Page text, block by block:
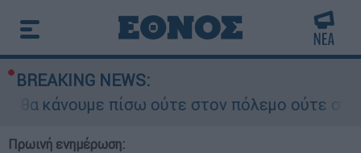
BREAKING NEWS:
κάνουμε πίσω ούτε στον πόλεμο ούτε στις
Πρωινή ενημέρωση: